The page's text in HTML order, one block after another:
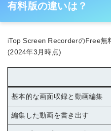
有料版の違いは？
iTop Screen RecorderのFree無
(2024年3月時点)
基本的な画面収録と動画編集
編集した動画を書き出す